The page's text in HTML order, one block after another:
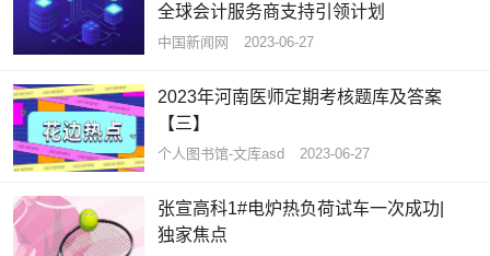
全球会计服务商支持引领计划
中国新闻网 2023-06-27
2023年河南医师定期考核题库及答案
【三】
个人图书馆-文库asd 2023-06-27
张宣高科1#电炉热负荷试车一次成功|
独家焦点